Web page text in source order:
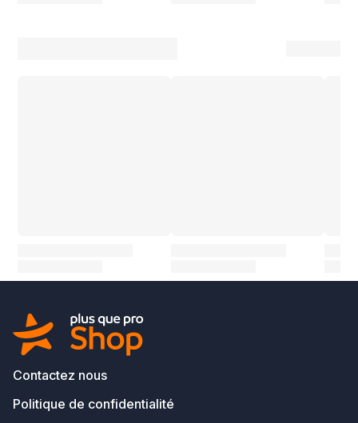
Contactez nous
Politique de confidentialité